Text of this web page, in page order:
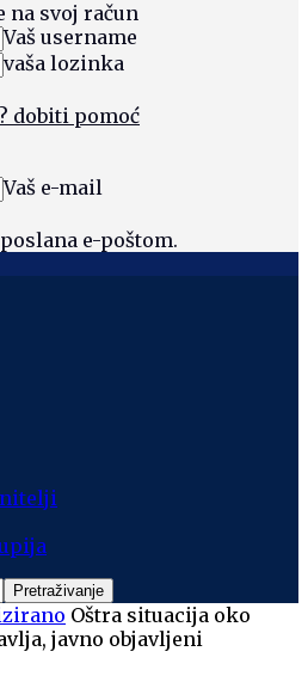
na svoj račun
Vaš username
vaša lozinka
dobiti pomoć
Vaš e-mail
e-poštom.
Oštra situacija oko
javno objavljeni